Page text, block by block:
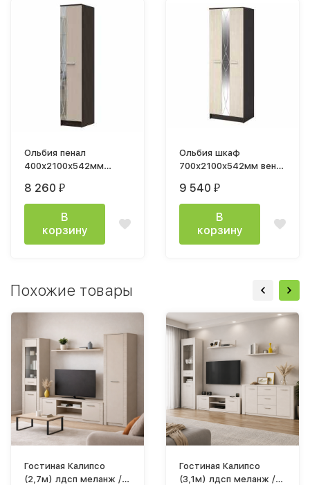
Ольбия пенал
400х2100х542мм
8 260 ₽
В
корзину
Ольбия шкаф
700х2100х542мм венге
9 540 ₽
В
корзину
Похожие товары
Гостиная Калипсо
(2,7м) лдсп меланж /
Гостиная Калипсо
(3,1м) лдсп меланж /